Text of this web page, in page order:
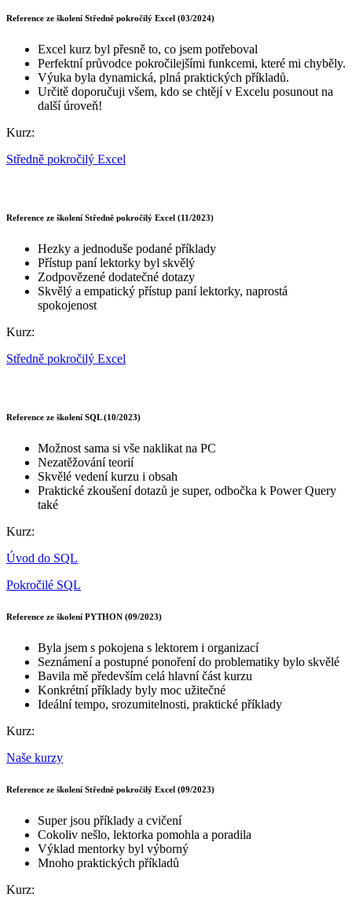
Reference ze školení Středně pokročilý Excel (03/2024)
Excel kurz byl přesně to, co jsem potřeboval
Perfektní průvodce pokročilejšími funkcemi, které mi chyběly.
Výuka byla dynamická, plná praktických příkladů.
Určitě doporučuji všem, kdo se chtějí v Excelu posunout na
další úroveň!
Kurz:
Středně pokročilý Excel
Reference ze školení Středně pokročilý Excel (11/2023)
Hezky a jednoduše podané příklady
Přístup paní lektorky byl skvělý
Zodpovězené dodatečné dotazy
Skvělý a empatický přístup paní lektorky, naprostá
spokojenost
Kurz:
Středně pokročilý Excel
Reference ze školení SQL (10/2023)
Možnost sama si vše naklikat na PC
Nezatěžování teorií
Skvělé vedení kurzu i obsah
Praktické zkoušení dotazů je super, odbočka k Power Query
také
Kurz:
Úvod do SQL
Pokročilé SQL
Reference ze školení PYTHON (09/2023)
Byla jsem s pokojena s lektorem i organizací
Seznámení a postupné ponoření do problematiky bylo skvělé
Bavila mě především celá hlavní část kurzu
Konkrétní příklady byly moc užitečné
Ideální tempo, srozumitelnosti, praktické příklady
Kurz:
Naše kurzy
Reference ze školení Středně pokročilý Excel (09/2023)
Super jsou příklady a cvičení
Cokoliv nešlo, lektorka pomohla a poradila
Výklad mentorky byl výborný
Mnoho praktických příkladů
Kurz: